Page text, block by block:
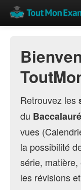
Vue globale
Nouveautés
Rajouter
Résultats
ECE du Bac
Retrouvez les
du
vues
la possibilité
série,
les révisions et